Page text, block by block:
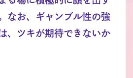
なお、ギャンブル性の強
、ツキが期待できないか